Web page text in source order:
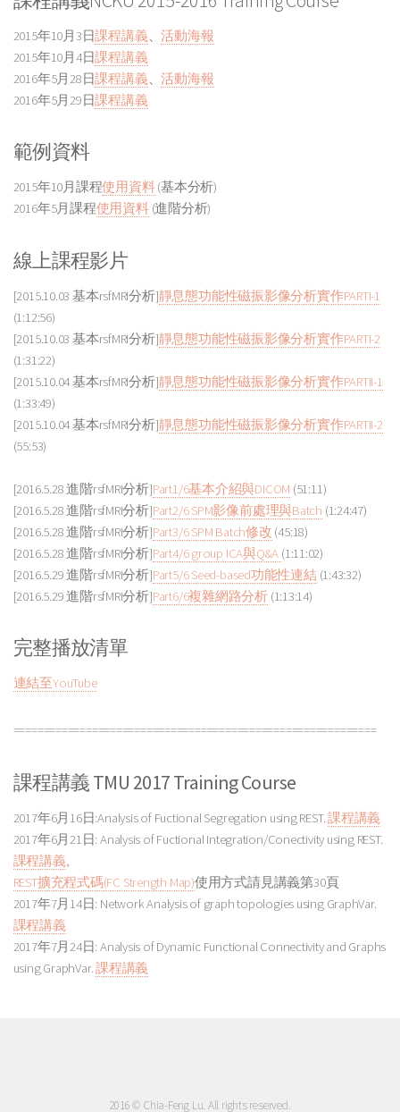
2015年10月3日課程講義、活動海報
2015年10月4日課程講義
2016年5月28日課程講義、活動海報
2016年5月29日課程講義
範例資料
2015年10月課程使用資料(基本分析)
2016年5月課程使用資料(進階分析)
線上課程影片
[2015.10.03 基本rsfMRI分析]靜息態功能性磁振影像分析實作PARTI-1
(1:12:56)
[2015.10.03 基本rsfMRI分析]靜息態功能性磁振影像分析實作PARTI-2
(1:31:22)
[2015.10.04 基本rsfMRI分析]靜息態功能性磁振影像分析實作PARTII-1
(1:33:49)
[2015.10.04 基本rsfMRI分析]靜息態功能性磁振影像分析實作PARTII-2
(55:53)
[2016.5.28 進階rsfMRI分析]Part1/6基本介紹與DICOM (51:11)
[2016.5.28 進階rsfMRI分析]Part2/6 SPM影像前處理與Batch (1:24:47)
[2016.5.28 進階rsfMRI分析]Part3/6 SPM Batch修改 (45:18)
[2016.5.28 進階rsfMRI分析]Part4/6 group ICA與Q&A (1:11:02)
[2016.5.29 進階rsfMRI分析]Part5/6 Seed-based功能性連結(1:43:32)
[2016.5.29 進階rsfMRI分析]Part6/6複雜網路分析(1:13:14)
完整播放清單
連結至YouTube
============================================================
課程講義 TMU 2017 Training Course
2017年6月16日:Analysis of Fuctional Segregation using REST.課程講義
2017年6月21日: Analysis of Fuctional Integration/Conectivity using REST.
課程講義
REST擴充程式碼(FC Strength Map)使用方式請見講義第30頁
2017年7月14日: Network Analysis of graph topologies using GraphVar.
課程講義
2017年7月24日: Analysis of Dynamic Functional Connectivity and Graphs
using GraphVar.課程講義
2016 © Chia-Feng Lu. All rights reserved.